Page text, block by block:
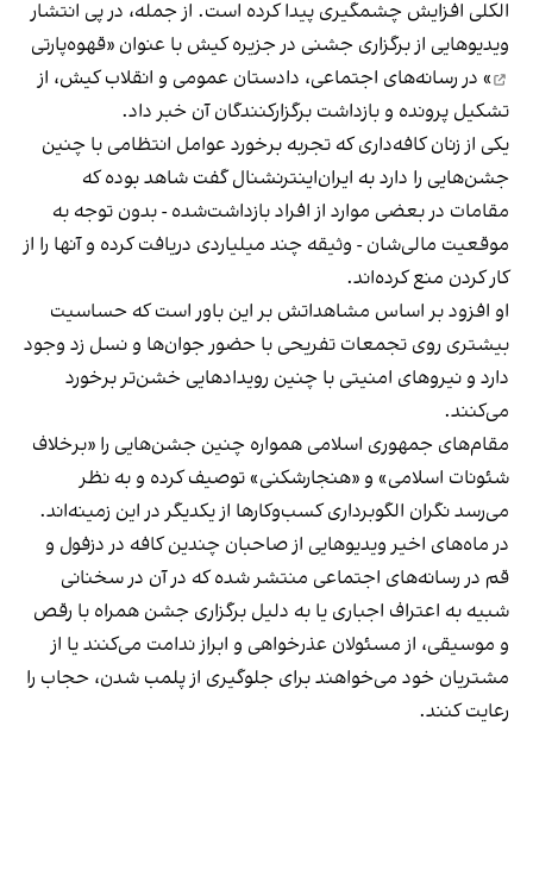
الکلی افزایش چشمگیری پیدا کرده است. از جمله، در پی انتشار
ویدیوهایی از برگزاری جشنی در جزیره کیش با عنوان «قهوه‌پارتی
» در رسانه‌های اجتماعی، دادستان عمومی و انقلاب کیش، از
تشکیل پرونده و بازداشت برگزارکنندگان آن خبر داد.
یکی از زنان کافه‌داری که تجربه برخورد عوامل انتظامی با چنین
جشن‌هایی را دارد به ایران‌اینترنشنال گفت شاهد بوده که
مقامات در بعضی موارد از افراد بازداشت‌‌شده - بدون توجه به
موقعیت مالی‌شان - وثیقه چند میلیاردی دریافت کرده و آنها را از
کار کردن منع کرده‌اند.
او افزود بر اساس مشاهداتش بر این باور است که حساسیت
بیشتری روی تجمعات تفریحی با حضور جوان‌ها و نسل زد وجود
دارد و نیروهای امنیتی با چنین رویدادهایی خشن‌تر برخورد
می‌کنند.
مقام‌های جمهوری اسلامی همواره چنین جشن‌هایی را «برخلاف
شئونات اسلامی» و «هنجارشکنی» توصیف کرده و به نظر
می‌رسد نگران الگوبرداری کسب‌وکارها از یکدیگر در این زمینه‌اند.
در ماه‌های اخیر ویدیوهایی از صاحبان چندین کافه در دزفول و
قم در رسانه‌های اجتماعی منتشر شده که در آن در سخنانی
شبیه به اعتراف اجباری یا به دلیل برگزاری جشن همراه با رقص
و موسیقی، از مسئولان عذرخواهی و ابراز ندامت می‌کنند یا از
مشتریان خود می‌خواهند برای جلوگیری از پلمب شدن، حجاب را
رعایت کنند.